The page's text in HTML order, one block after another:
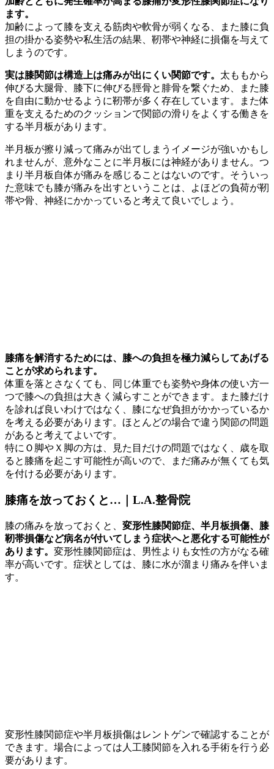
ます。
加齢によって膝を支える筋肉や軟骨が弱くなる、また膝に負
担の掛かる姿勢や私生活の結果、靭帯や神経に損傷を与えて
しまうのです。
実は膝関節は構造上は痛みが出にくい関節です。 太ももから
伸びる大腿骨、膝下に伸びる脛骨と腓骨を繋ぐため、また膝
を自由に動かせるように靭帯が多く存在しています。また体
重を支えるためのクッションで関節の滑りをよくする働きを
する半月板があります。
半月板が擦り減って痛みが出てしまうイメージが強いかもし
れませんが、意外なことに半月板には神経がありません。つ
まり半月板自体が痛みを感じることはないのです。そういっ
た意味でも膝が痛みを出すということは、よほどの負荷が靭
帯や骨、神経にかかっていると考えて良いでしょう。
膝痛を解消するためには、膝への負担を極力減らしてあげる
ことが求められます。
体重を落とさなくても、同じ体重でも姿勢や身体の使い方一
つで膝への負担は大きく減らすことができます。また膝だけ
を診れば良いわけではなく、膝になぜ負担がかかっているか
を考える必要があります。ほとんどの場合で違う関節の問題
があると考えてよいです。
特にＯ脚やＸ脚の方は、見た目だけの問題ではなく、歳を取
ると膝痛を起こす可能性が高いので、まだ痛みが無くても気
を付ける必要があります。
膝痛を放っておくと…｜L.A.整骨院
膝の痛みを放っておくと、 変形性膝関節症、半月板損傷、膝
靭帯損傷など病名が付いてしまう症状へと悪化する可能性が
あります。 変形性膝関節症は、男性よりも女性の方がなる確
率が高いです。症状としては、膝に水が溜まり痛みを伴いま
す。
変形性膝関節症や半月板損傷はレントゲンで確認することが
できます。場合によっては人工膝関節を入れる手術を行う必
要があります。